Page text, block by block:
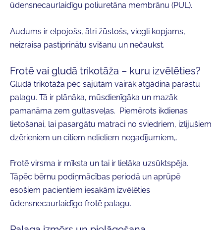
ūdensnecaurlaidīgu poliuretāna membrānu (PUL).
Audums ir elpojošs, ātri žūstošs, viegli kopjams,
neizraisa pastiprinātu svīšanu un nečaukst.
Frotē vai gludā trikotāža – kuru izvēlēties?
Gludā trikotāža pēc sajūtām vairāk atgādina parastu
palagu. Tā ir plānāka, mūsdienīgāka un mazāk
pamanāma zem gultasveļas. Piemērots ikdienas
lietošanai, lai pasargātu matraci no sviedriem, izlijušiem
dzērieniem un citiem nelieliem negadījumiem,.
Frotē virsma ir mīksta un tai ir lielāka uzsūktspēja.
Tāpēc bērnu podiņmācības periodā un aprūpē
esošiem pacientiem iesakām izvēlēties
ūdensnecaurlaidīgo frotē palagu.